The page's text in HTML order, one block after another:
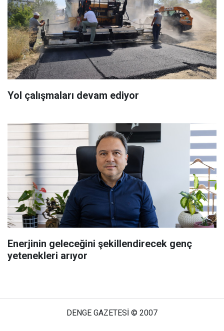
Yol çalışmaları devam ediyor
Enerjinin geleceğini şekillendirecek genç
yetenekleri arıyor
DENGE GAZETESİ © 2007